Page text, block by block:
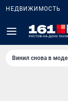
НЕДВИЖИМОСТЬ
Винил снова в моде